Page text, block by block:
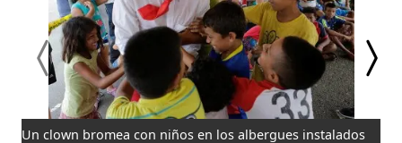
Un clown bromea con niños en los albergues instalados